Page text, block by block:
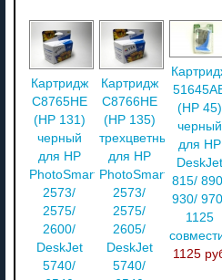
Картридж
C8765HE
(HP 131)
черный
для HP
PhotoSmart
2573/
2575/
2600/
DeskJet
5740/
Картридж
C8766HE
(HP 135)
трехцветный
для HP
PhotoSmart
2573/
2575/
2605/
DeskJet
5740/
(НР 45)
черный
для HP
DeskJet
815/
930/
1125
1125